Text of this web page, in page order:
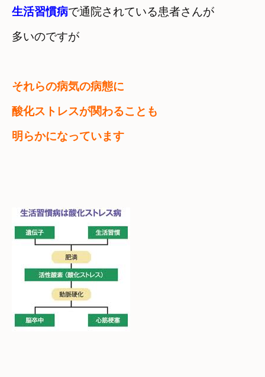
生活習慣病で通院されている患者さんが
多いのですが
それらの病気の病態に
酸化ストレスが関わることも